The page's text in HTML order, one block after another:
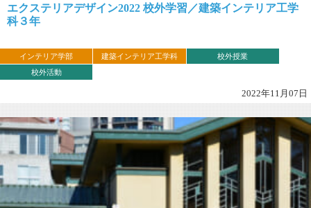
エクステリアデザイン2022 校外学習／建築インテリア工学
科３年
インテリア学部 建築インテリア工学科
校外授業
校外活動
2022年11月07日